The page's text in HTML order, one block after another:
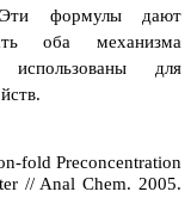
Эти формулы дают
оба механизма
для
fold Preconcentration
// Anal Chem. 2005.